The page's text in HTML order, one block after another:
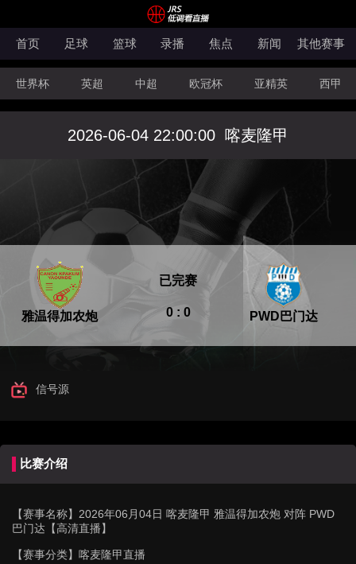
首页 足球 篮球 录播 焦点 新闻 其他赛事
世界杯 英超 中超 欧冠杯 亚精英 西甲
韩K联 法甲 科索沃超 意甲 世亚预 中甲
法罗超 日职联 NBA CBA
2026-06-04 22:00:00 喀麦隆甲
雅温得加农炮 0 : 0
已完赛
PWD巴门达
信号源
比赛介绍
【赛事名称】 2026年06月04日 喀麦隆甲 雅温得加农炮 对阵 PWD
巴门达【高清直播】
【赛事分类】 喀麦隆甲直播